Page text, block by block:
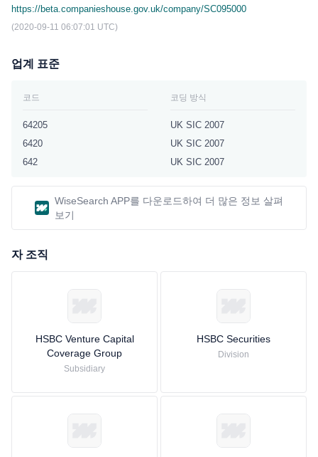
https://beta.companieshouse.gov.uk/company/SC095000
(2020-09-11 06:07:01 UTC)
업계 표준
코드 코딩 방식
64205
UK SIC 2007
6420
UK SIC 2007
642
UK SIC 2007
WiseSearch APP를 다운로드하여 더 많은 정보 살펴
보기
자 조직
HSBC Venture Capital
Coverage Group
Subsidiary
HSBC Securities
Division